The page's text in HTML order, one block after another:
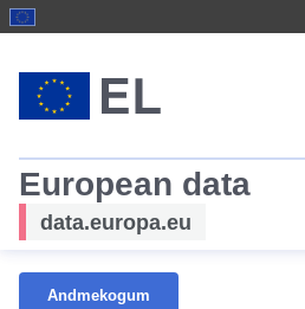
European data
data.europa.eu
Andmekogum